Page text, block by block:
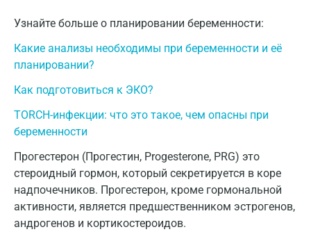
Узнайте больше о планировании беременности:
Какие анализы необходимы при беременности и её
планировании?
Как подготовиться к ЭКО?
TORCH-инфекции: что это такое, чем опасны при
беременности
Прогестерон (Прогестин, Progesterone, PRG) это
стероидный гормон, который секретируется в коре
надпочечников. Прогестерон, кроме гормональной
активности, является предшественником эстрогенов,
андрогенов и кортикостероидов.
Жуковский
Звенигород
Зеленоград
Ивантеевка
Ижевск
Истра